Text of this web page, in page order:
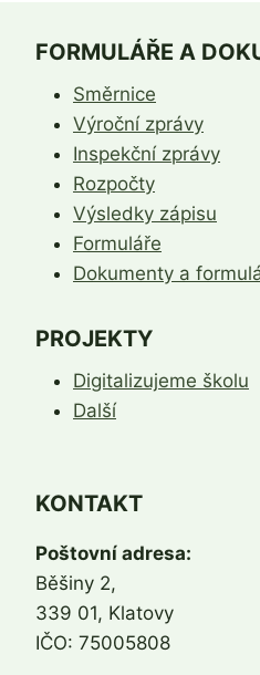
FORMULÁŘE A
Směrnice
Výroční zprávy
Inspekční zprávy
Rozpočty
Výsledky zápisu
Formuláře
Dokumenty a
PROJEKTY
Digitalizujeme školu
Další
KONTAKT
Poštovní adresa:
Běšiny 2,
339 01, Klatovy
IČO: 75005808